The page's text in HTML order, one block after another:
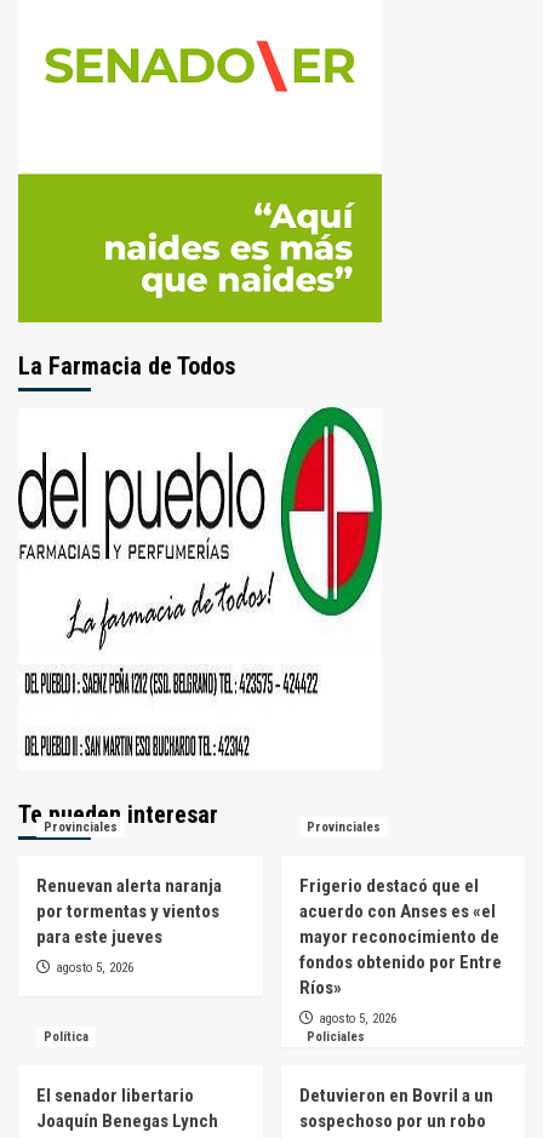
La Farmacia de Todos
Te pueden interesar
Provinciales
Renuevan alerta naranja
por tormentas y vientos
para este jueves
agosto 5, 2026
Provinciales
Frigerio destacó que el
acuerdo con Anses es «el
mayor reconocimiento de
fondos obtenido por Entre
Ríos»
agosto 5, 2026
Política
El senador libertario
Joaquín Benegas Lynch
Policiales
Detuvieron en Bovril a un
sospechoso por un robo